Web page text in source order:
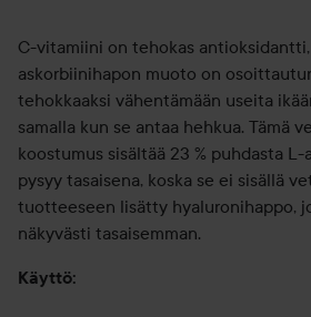
C-vitamiini on tehokas
askorbiinihapon muoto on
tehokkaaksi vähentämään useita
samalla kun se antaa hehkua. Tämä
koostumus sisältää 23 % puhdasta
pysyy tasaisena, koska se ei sisällä
tuotteeseen lisätty hyaluronihappo,
näkyvästi tasaisemman.
Käyttö: